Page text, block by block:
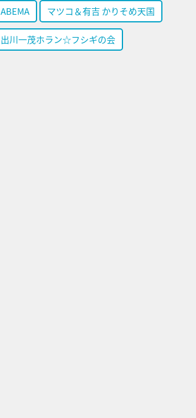
ABEMA マツコ＆有吉 かりそめ天国
出川一茂ホラン☆フシギの会